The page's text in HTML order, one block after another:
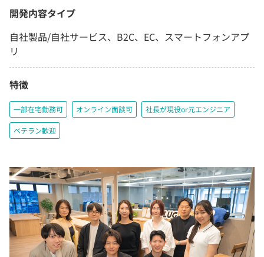
開発内容タイプ
自社製品/自社サービス、B2C、EC、スマートフォンアプ
リ
特徴
一部在宅勤務可 オンライン面談可 社長が現役or元エンジニア
ベテラン歓迎